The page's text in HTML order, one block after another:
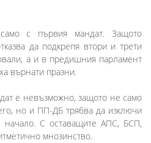
с първия мандат. Защото
да подкрепя втори и трети
а и в предишния парламент
върнати празни.
е невъзможно, защото не само
но и ПП-ДБ трябва да изключи
С оставащите АПС, БСП,
мнозинство.